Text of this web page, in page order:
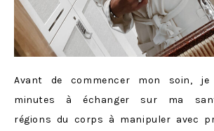
Avant de commencer mon soin, je
minutes à échanger sur ma
régions du corps à manipuler avec